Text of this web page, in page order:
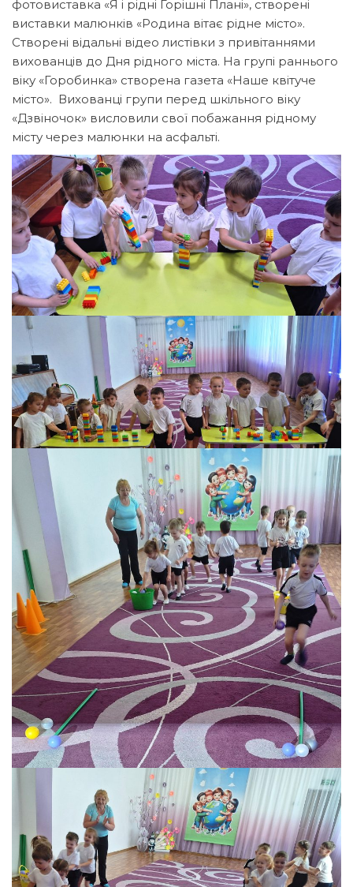
фотовиставка «Я і рідні Горішні Плані», створені
виставки малюнків «Родина вітає рідне місто».
Створені відальні відео листівки з привітаннями
вихованців до Дня рідного міста. На групі раннього
віку «Горобинка» створена газета «Наше квітуче
місто». Вихованці групи перед шкільного віку
«Дзвіночок» висловили свої побажання рідному
місту через малюнки на асфальті.